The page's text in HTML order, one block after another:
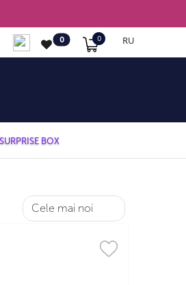
RU
0 0
SURPRISE BOX